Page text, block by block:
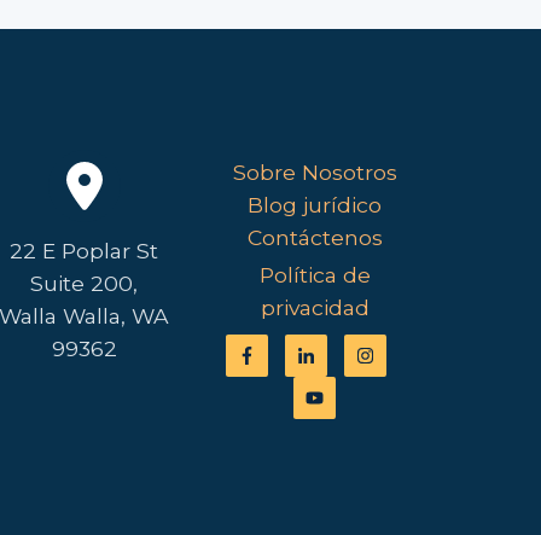
22 E Poplar St
Suite 200,
Walla Walla, WA
99362
Sobre Nosotros
Blog jurídico
Contáctenos
Política de
privacidad